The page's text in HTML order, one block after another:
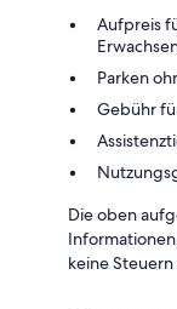
Aufpreis
Parken
Gebühr
Die oben
keine